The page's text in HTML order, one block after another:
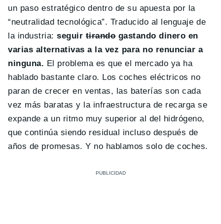
un paso estratégico dentro de su apuesta por la
“neutralidad tecnológica”. Traducido al lenguaje de
la industria:seguirtirandogastando dinero en
varias alternativas a la vez para no renunciar a
ninguna. El problema es que el mercado ya ha
hablado bastante claro. Los coches eléctricos no
paran de crecer en ventas, las baterías son cada
vez más baratas y la infraestructura de recarga se
expande a un ritmo muy superior al del hidrógeno,
que continúa siendo residual incluso después de
años de promesas. Y no hablamos solo de coches.